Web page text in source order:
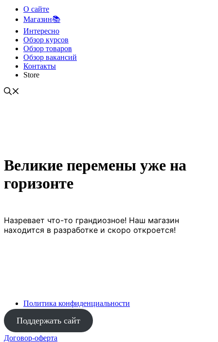
О сайте
Магазин📚
Интересно
Обзор курсов
Обзор товаров
Обзор вакансий
Контакты
Store
Великие перемены уже на
горизонте
Назревает что-то грандиозное! Наш магазин
находится в разработке и скоро откроется!
Политика конфиденциальности
Поддержать сайт
Договор-оферта